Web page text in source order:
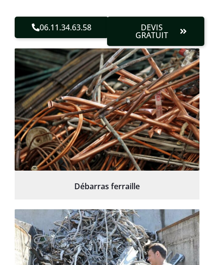
06.11.34.63.58 DEVIS
GRATUIT
Débarras ferraille